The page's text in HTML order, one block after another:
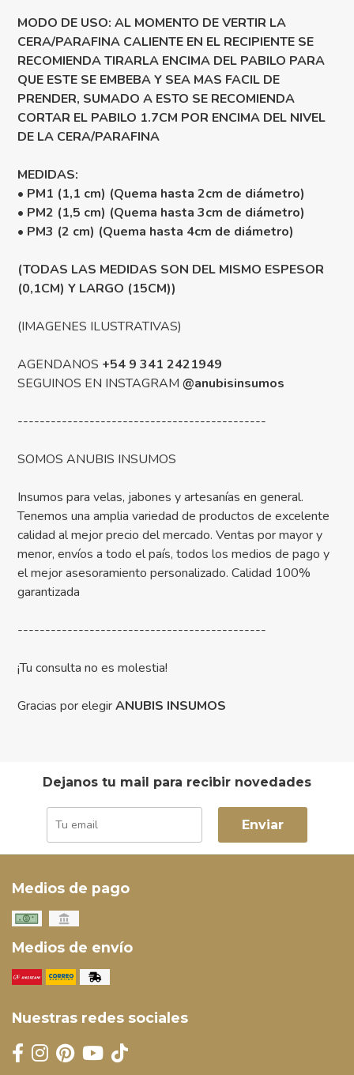
MODO DE USO: AL MOMENTO DE VERTIR LA
CERA/PARAFINA CALIENTE EN EL RECIPIENTE SE
RECOMIENDA TIRARLA ENCIMA DEL PABILO PARA
QUE ESTE SE EMBEBA Y SEA MAS FACIL DE
PRENDER, SUMADO A ESTO SE RECOMIENDA
CORTAR EL PABILO 1.7CM POR ENCIMA DEL NIVEL
DE LA CERA/PARAFINA
MEDIDAS:
• PM1 (1,1 cm) (Quema hasta 2cm de diámetro)
• PM2 (1,5 cm) (Quema hasta 3cm de diámetro)
• PM3 (2 cm) (Quema hasta 4cm de diámetro)
(TODAS LAS MEDIDAS SON DEL MISMO ESPESOR
(0,1CM) Y LARGO (15CM))
(IMAGENES ILUSTRATIVAS)
AGENDANOS +54 9 341 2421949
SEGUINOS EN INSTAGRAM@anubisinsumos
---------------------------------------------
SOMOS ANUBIS INSUMOS
Insumos para velas, jabones y artesanías en general.
Tenemos una amplia variedad de productos de excelente
calidad al mejor precio del mercado. Ventas por mayor y
menor, envíos a todo el país, todos los medios de pago y
el mejor asesoramiento personalizado. Calidad 100%
garantizada
---------------------------------------------
¡Tu consulta no es molestia!
Gracias por elegirANUBIS INSUMOS
Dejanos tu mail para recibir novedades
Enviar
Medios de pago
Medios de envío
Nuestras redes sociales